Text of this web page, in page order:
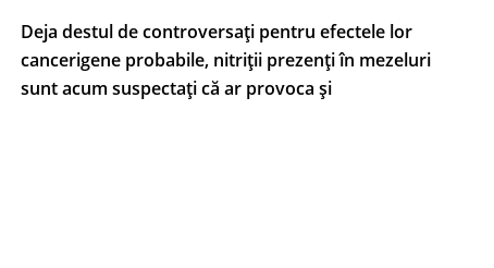
Deja destul de controversați pentru efectele lor
cancerigene probabile, nitriții prezenți în mezeluri
sunt acum suspectați că ar provoca și